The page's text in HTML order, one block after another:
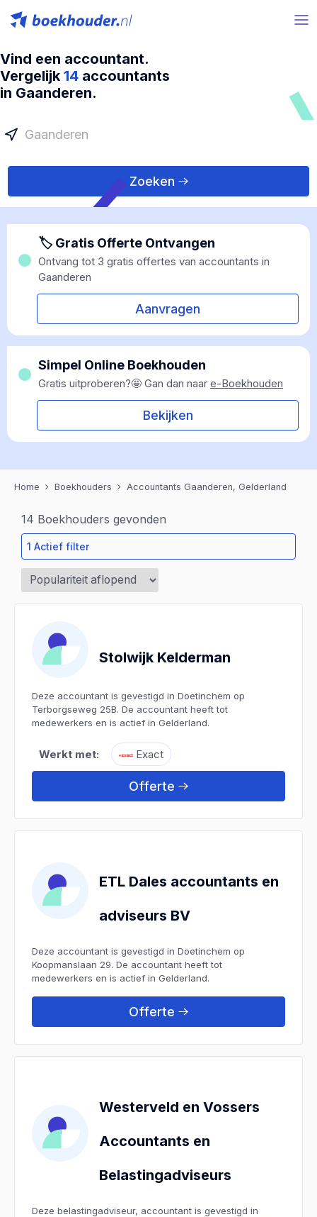
Vind een accountant.
Vergelijk 14 accountants
in Gaanderen.
Zoeken
🏷 Gratis Offerte Ontvangen
Ontvang tot 3 gratis offertes van accountants in
Gaanderen
Aanvragen
Simpel Online Boekhouden
Gratis uitproberen?🤩 Gan dan naar e-Boekhouden
Bekijken
Home Boekhouders Accountants Gaanderen, Gelderland
14 Boekhouders gevonden
1 Actief filter
Stolwijk Kelderman
Deze accountant is gevestigd in Doetinchem op
Terborgseweg 25B. De accountant heeft tot
medewerkers en is actief in Gelderland.
Werkt met: Exact
Offerte
ETL Dales accountants en
adviseurs BV
Deze accountant is gevestigd in Doetinchem op
Koopmanslaan 29. De accountant heeft tot
medewerkers en is actief in Gelderland.
Offerte
Westerveld en Vossers
Accountants en
Belastingadviseurs
Deze belastingadviseur, accountant is gevestigd in